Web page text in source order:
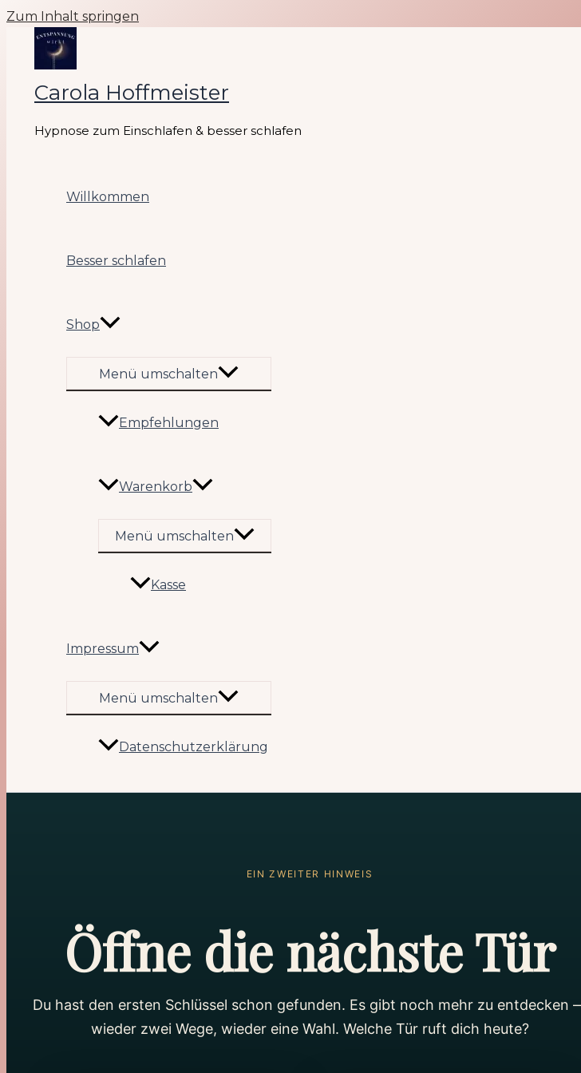
Zum Inhalt springen
Carola Hoffmeister
Hypnose zum Einschlafen & besser schlafen
Willkommen
Besser schlafen
Shop
Menü umschalten
Empfehlungen
Warenkorb
Menü umschalten
Kasse
Impressum
Menü umschalten
Datenschutzerklärung
EIN ZWEITER HINWEIS
Öffne die nächste Tür
Du hast den ersten Schlüssel schon gefunden. Es gibt noch mehr zu entdecken
wieder zwei Wege, wieder eine Wahl. Welche Tür ruft dich heute?